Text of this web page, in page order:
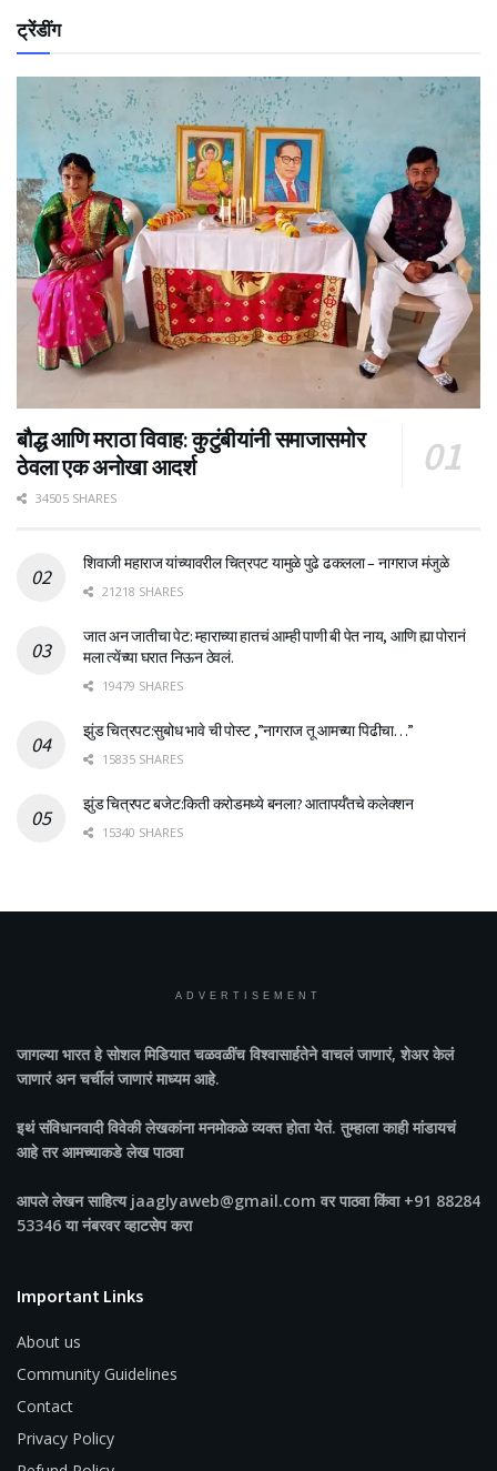
ट्रेंडींग
बौद्ध आणि मराठा विवाह: कुटुंबीयांनी समाजासमोर
ठेवला एक अनोखा आदर्श
34505 SHARES
शिवाजी महाराज यांच्यावरील चित्रपट यामुळे पुढे ढकलला – नागराज मंजुळे
21218 SHARES
जात अन जातीचा पेट: म्हाराच्या हातचं आम्ही पाणी बी पेत नाय, आणि ह्या पोरानं
मला त्येंच्या घरात निऊन ठेवलं.
19479 SHARES
झुंड चित्रपट:सुबोध भावे ची पोस्ट ,”नागराज तू आमच्या पिढीचा…”
15835 SHARES
झुंड चित्रपट बजेट:किती करोडमध्ये बनला? आतापर्यँतचे कलेक्शन
15340 SHARES
ADVERTISEMENT
जागल्या भारतहे सोशल मिडियात चळवळींच विश्वासार्हतेने वाचलं जाणारं, शेअर केलं
जाणारं अन चर्चीलं जाणारं माध्यम आहे.
इथं संविधानवादी विवेकी लेखकांना मनमोकळे व्यक्त होता येतं. तुम्हाला काही मांडायचं
आहे तर आमच्याकडे लेख पाठवा
आपले लेखन साहित्य jaaglyaweb@gmail.com वर पाठवा किंवा +91 88284
53346 या नंबरवर व्हाटसेप करा
Important Links
About us
Community Guidelines
Contact
Privacy Policy